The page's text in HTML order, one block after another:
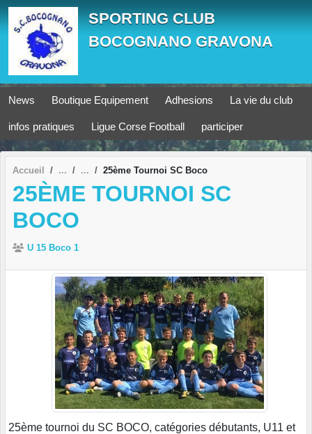
SPORTING CLUB
BOCOGNANO GRAVONA
News Boutique Equipement Adhesions La vie du club
infos pratiques Ligue Corse Football participer
Accueil 25ème Tournoi SC Boco
25ÈME TOURNOI SC
BOCO
U 15 Boco 1
25ème tournoi du SC BOCO, catégories débutants, U11 et
Panneau de gestion des cookies